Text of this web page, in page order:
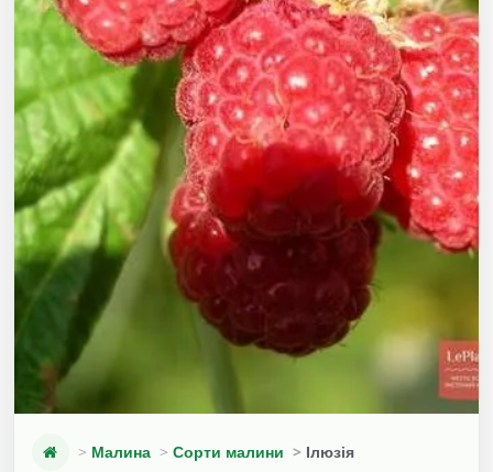
Малина Сорти малини Ілюзія